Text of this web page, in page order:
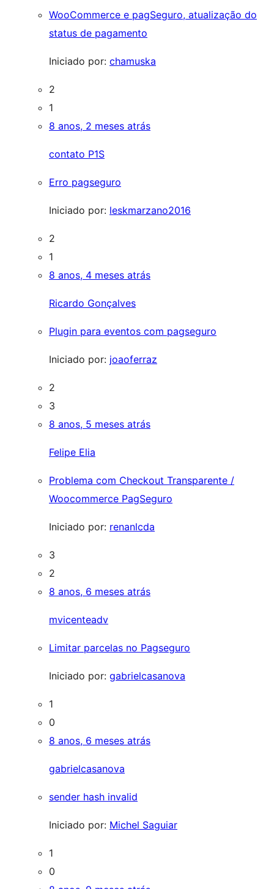
WooCommerce e pagSeguro, atualização do
status de pagamento
Iniciado por: chamuska
2
1
8 anos, 2 meses atrás
contato P1S
Erro pagseguro
Iniciado por: leskmarzano2016
2
1
8 anos, 4 meses atrás
Ricardo Gonçalves
Plugin para eventos com pagseguro
Iniciado por: joaoferraz
2
3
8 anos, 5 meses atrás
Felipe Elia
Problema com Checkout Transparente /
Woocommerce PagSeguro
Iniciado por: renanlcda
3
2
8 anos, 6 meses atrás
mvicenteadv
Limitar parcelas no Pagseguro
Iniciado por: gabrielcasanova
1
0
8 anos, 6 meses atrás
gabrielcasanova
sender hash invalid
Iniciado por: Michel Saguiar
1
0